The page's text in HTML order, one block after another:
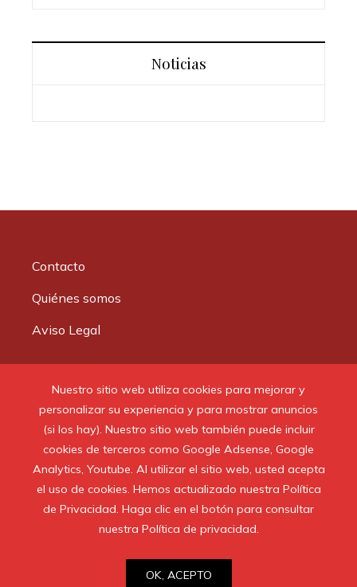
Nuestro sitio web utiliza cookies para mejorar y
personalizar su experiencia y para mostrar anuncios
(si los hay). Nuestro sitio web también puede incluir
cookies de terceros como Google Adsense, Google
Analytics, Youtube. Al utilizar el sitio web, usted acepta
el uso de cookies. Hemos actualizado nuestra Política
de Privacidad. Haga clic en el botón para consultar
nuestra Política de privacidad.
OK, ACEPTO
Noticias
Contacto
Quiénes somos
Aviso Legal
© 2020 Todos los derechos reservados.